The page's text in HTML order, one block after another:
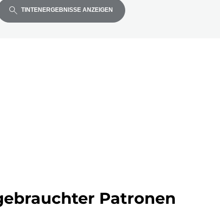
TINTENERGEBNISSE ANZEIGEN
Patronen